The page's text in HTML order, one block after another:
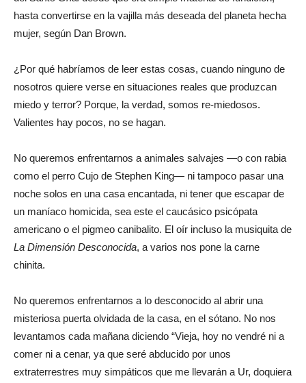
hasta convertirse en la vajilla más deseada del planeta hecha
mujer, según Dan Brown.
¿Por qué habríamos de leer estas cosas, cuando ninguno de
nosotros quiere verse en situaciones reales que produzcan
miedo y terror? Porque, la verdad, somos re-miedosos.
Valientes hay pocos, no se hagan.
No queremos enfrentarnos a animales salvajes —o con rabia
como el perro Cujo de Stephen King— ni tampoco pasar una
noche solos en una casa encantada, ni tener que escapar de
un maníaco homicida, sea este el caucásico psicópata
americano o el pigmeo canibalito. El oír incluso la musiquita de
La Dimensión Desconocida, a varios nos pone la carne
chinita.
No queremos enfrentarnos a lo desconocido al abrir una
misteriosa puerta olvidada de la casa, en el sótano. No nos
levantamos cada mañana diciendo “Vieja, hoy no vendré ni a
comer ni a cenar, ya que seré abducido por unos
extraterrestres muy simpáticos que me llevarán a Ur, doquiera